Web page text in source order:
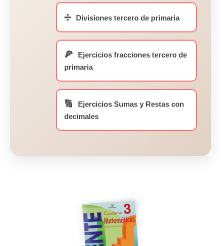
➗ Divisiones tercero de primaria
🍕
Ejercicios fracciones tercero de
primaria
🔢
Ejercicios Sumas y Restas con
decimales